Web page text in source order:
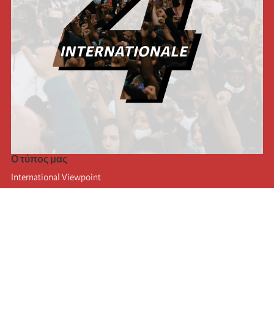
Ο τύπος μας
International Viewpoint